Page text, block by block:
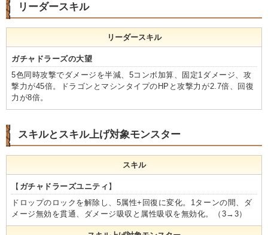
リーダースキル
リーダースキル
ガチャドラーズの大望
5色同時攻撃でダメージを半減、5コンボ加算、固定1ダメージ、攻
撃力が45倍。ドラゴンとマシンタイプのHPと攻撃力が2.7倍、回復
力が8倍。
スキルとスキル上げ対象モンスター
スキル
【 ガチャドラーズユニティ 】
ドロップのロックを解除し、5属性+回復に変化。1ターンの間、ダ
メージ無効を貫通、ダメージ吸収と属性吸収を無効化。（3→3）